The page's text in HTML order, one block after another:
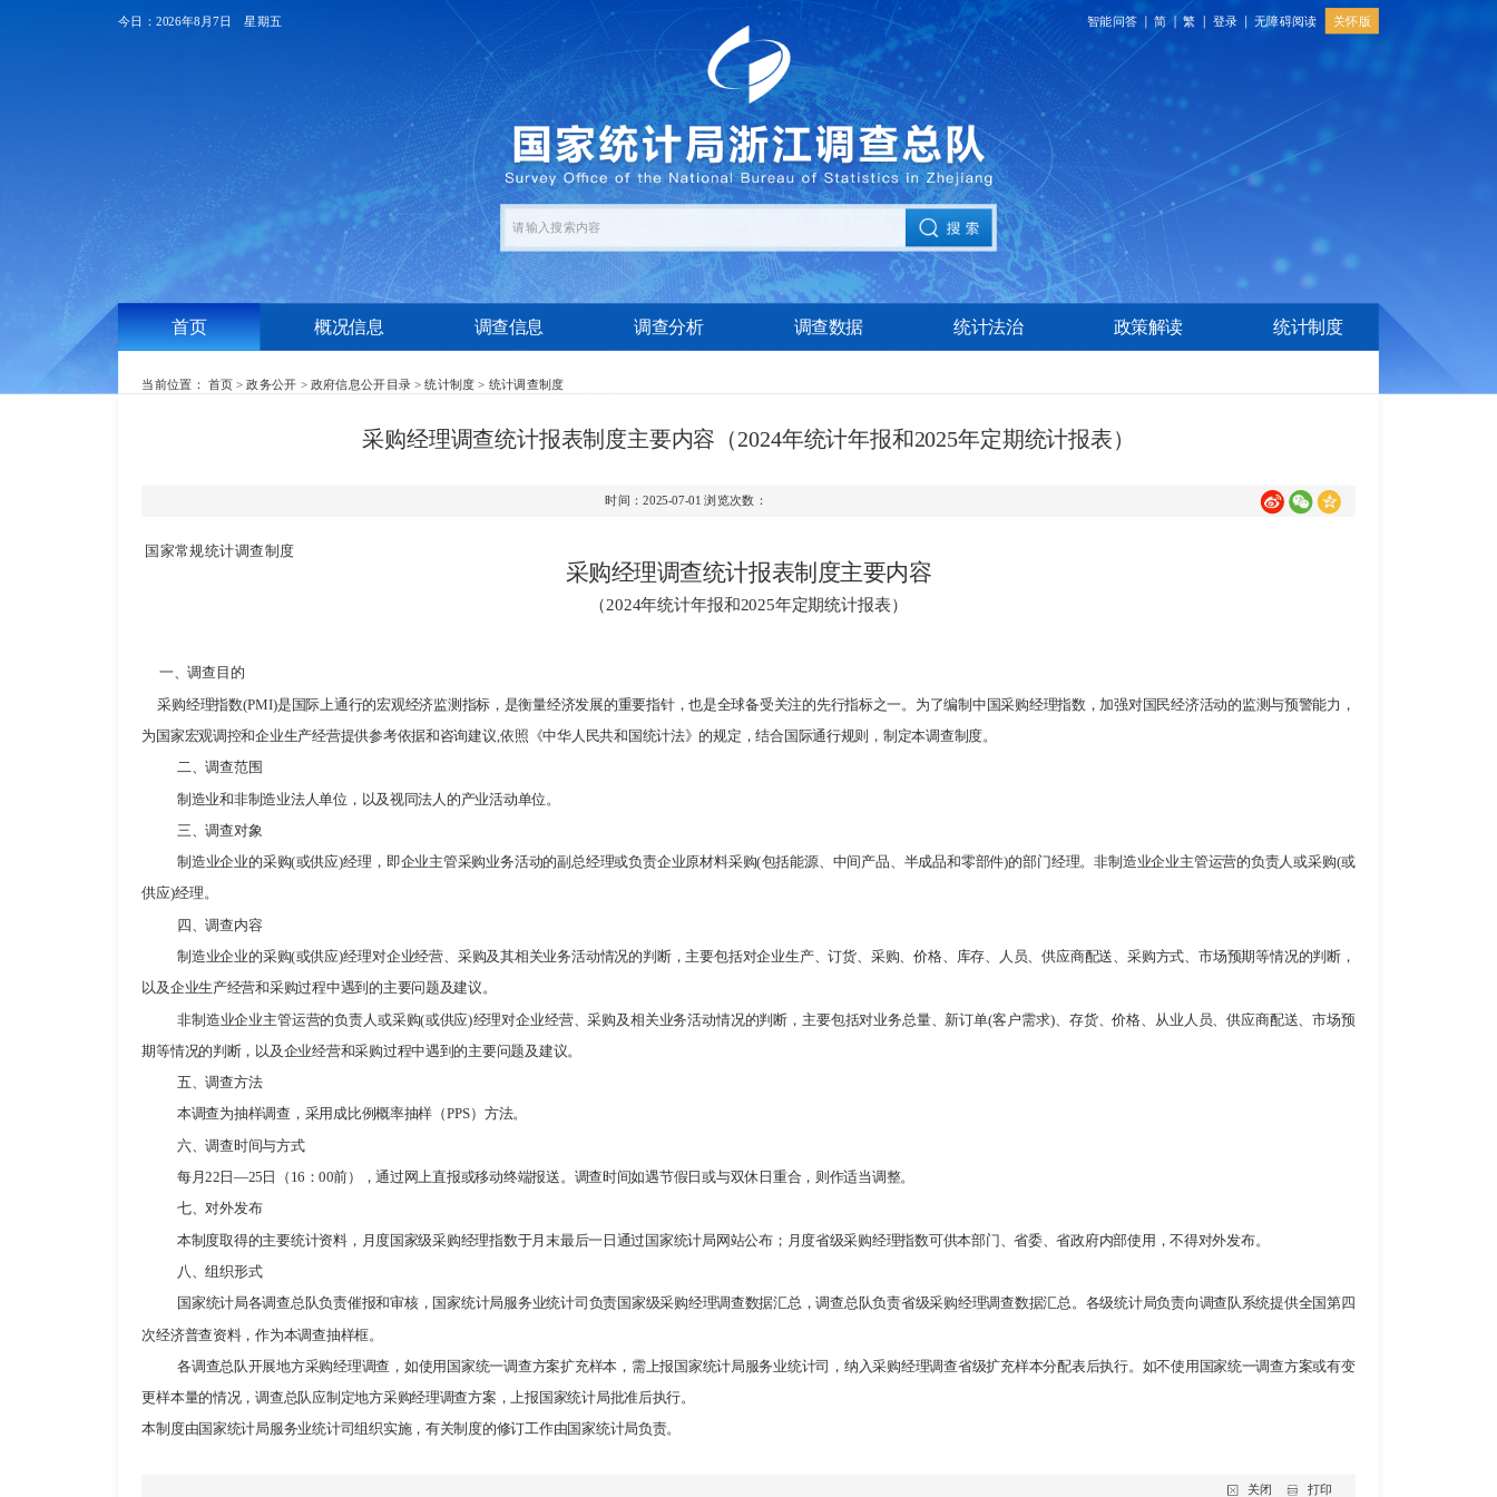
今日：2026年8月7日 星期五 智能问答 简 繁 登录 无障碍阅读 关怀版
首页 概况信息 调查信息 调查分析 调查数据 统计法治 政策解读 统计制度
当前位置： 首页>政务公开 > 政府信息公开目录>统计制度> 统计调查制度
采购经理调查统计报表制度主要内容（2024年统计年报和2025年定期统计报表）
时间：2025-07-01浏览次数：
国家常规统计调查制度
采购经理调查统计报表制度主要内容
（2024年统计年报和2025年定期统计报表）
一、调查目的
采购经理指数(PMI)是国际上通行的宏观经济监测指标，是衡量经济发展的重要指针，也是全球备受关注的先行指标之一。为了编制中国采购经理指数，加强对国民经济活动的监测与预警能力，
为国家宏观调控和企业生产经营提供参考依据和咨询建议,依照《中华人民共和国统计法》的规定，结合国际通行规则，制定本调查制度。
二、调查范围
制造业和非制造业法人单位，以及视同法人的产业活动单位。
三、调查对象
制造业企业的采购(或供应)经理，即企业主管采购业务活动的副总经理或负责企业原材料采购(包括能源、中间产品、半成品和零部件)的部门经理。非制造业企业主管运营的负责人或采购(或
供应)经理。
四、调查内容
制造业企业的采购(或供应)经理对企业经营、采购及其相关业务活动情况的判断，主要包括对企业生产、订货、采购、价格、库存、人员、供应商配送、采购方式、市场预期等情况的判断，
以及企业生产经营和采购过程中遇到的主要问题及建议。
非制造业企业主管运营的负责人或采购(或供应)经理对企业经营、采购及相关业务活动情况的判断，主要包括对业务总量、新订单(客户需求)、存货、价格、从业人员、供应商配送、市场预
期等情况的判断，以及企业经营和采购过程中遇到的主要问题及建议。
五、调查方法
本调查为抽样调查，采用成比例概率抽样（PPS）方法。
六、调查时间与方式
每月22日—25日（16：00前），通过网上直报或移动终端报送。调查时间如遇节假日或与双休日重合，则作适当调整。
七、对外发布
本制度取得的主要统计资料，月度国家级采购经理指数于月末最后一日通过国家统计局网站公布；月度省级采购经理指数可供本部门、省委、省政府内部使用，不得对外发布。
八、组织形式
国家统计局各调查总队负责催报和审核，国家统计局服务业统计司负责国家级采购经理调查数据汇总，调查总队负责省级采购经理调查数据汇总。各级统计局负责向调查队系统提供全国第四
次经济普查资料，作为本调查抽样框。
各调查总队开展地方采购经理调查，如使用国家统一调查方案扩充样本，需上报国家统计局服务业统计司，纳入采购经理调查省级扩充样本分配表后执行。如不使用国家统一调查方案或有变
更样本量的情况，调查总队应制定地方采购经理调查方案，上报国家统计局批准后执行。
本制度由国家统计局服务业统计司组织实施，有关制度的修订工作由国家统计局负责。
打印
关闭